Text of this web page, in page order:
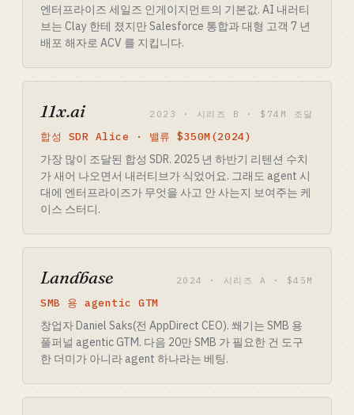
엔터프라이즈 세일즈 인게이지먼트의 기본값. AI 내러티
브는 Clay 한테 졌지만 Salesforce 통합과 대형 고객 7 년
배포 해자로 ACV 를 지킵니다.
11x.ai 2023 · 시리즈 B · $74M 조달
합성 SDR Alice · 밸류 $350M(2024)
가장 많이 조달된 합성 SDR. 2025 년 하반기 리텐션 수치
가 새어 나오면서 내러티브가 식었어요. 그래도 agent 시
대에 엔터프라이즈가 무엇을 사고 안 사는지 보여주는 케
이스 스터디.
Landbase 2024 · 시리즈 A · $45M
SMB 용 agentic GTM
창업자 Daniel Saks(전 AppDirect CEO). 쐐기는 SMB 용
풀퍼널 agentic GTM. 다음 20만 SMB 가 필요한 건 도구
한 더미가 아니라 agent 하나라는 베팅.